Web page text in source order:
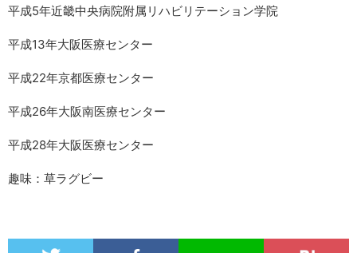
平成5年近畿中央病院附属リハビリテーション学院
平成13年大阪医療センター
平成22年京都医療センター
平成26年大阪南医療センター
平成28年大阪医療センター
趣味：草ラグビー